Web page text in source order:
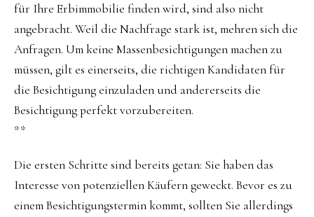
für Ihre Erbimmobilie finden wird, sind also nicht
angebracht. Weil die Nachfrage stark ist, mehren sich die
Anfragen. Um keine Massenbesichtigungen machen zu
müssen, gilt es einerseits, die richtigen Kandidaten für
die Besichtigung einzuladen und andererseits die
Besichtigung perfekt vorzubereiten.
**
Die ersten Schritte sind bereits getan: Sie haben das
Interesse von potenziellen Käufern geweckt. Bevor es zu
einem Besichtigungstermin kommt, sollten Sie allerdings